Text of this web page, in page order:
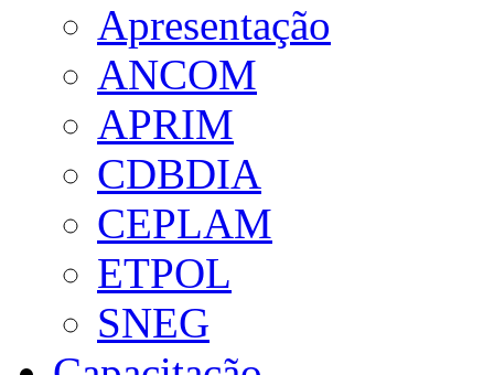
Apresentação
ANCOM
APRIM
CDBDIA
CEPLAM
ETPOL
SNEG